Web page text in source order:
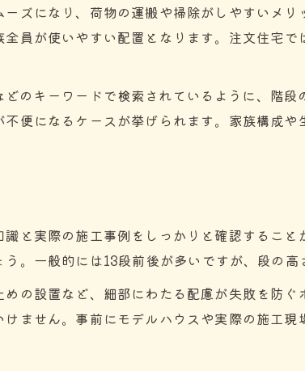
ズになり、荷物の運搬や掃除がしやすいメ
員が使いやすい配置となります。注文住宅
のキーワードで検索されているように、階
便になるケースが挙げられます。家族構成
と実際の施工事例をしっかりと確認するこ
。一般的には13段前後が多いですが、段の高
の設置など、細部にわたる配慮が失敗を防
ません。事前にモデルハウスや実際の施工